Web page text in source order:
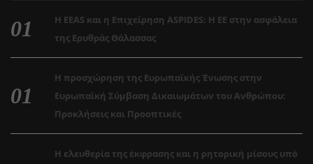
Η EEAS και η Επιχείρηση ASPIDES: Η ΕΕ στην ασφάλεια
της Ερυθράς Θάλασσας
Η προσχώρηση της Ευρωπαϊκής Ένωσης στην
Ευρωπαϊκή Σύμβαση Δικαιωμάτων του Ανθρώπου:
Προκλήσεις και Προοπτικές
Η ελευθερία της έκφρασης και η ρητορική μίσους υπό